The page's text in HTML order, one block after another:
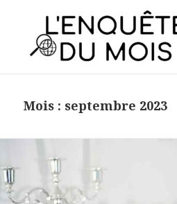
Mois : septembre 2023